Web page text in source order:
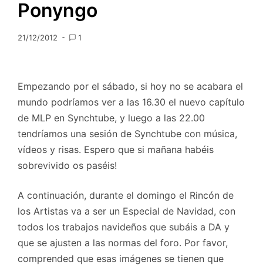
Ponyngo
21/12/2012 1
Empezando por el sábado, si hoy no se acabara el
mundo podríamos ver a las 16.30 el nuevo capítulo
de MLP en Synchtube, y luego a las 22.00
tendríamos una sesión de Synchtube con música,
vídeos y risas. Espero que si mañana habéis
sobrevivido os paséis!
A continuación, durante el domingo el Rincón de
los Artistas va a ser un Especial de Navidad, con
todos los trabajos navideños que subáis a DA y
que se ajusten a las normas del foro. Por favor,
comprended que esas imágenes se tienen que